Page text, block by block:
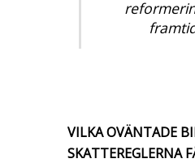
VILKA OVÄNTADE
SKATTEREGLERNA